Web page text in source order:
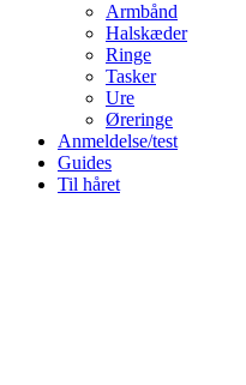
Armbånd
Halskæder
Ringe
Tasker
Ure
Øreringe
Anmeldelse/test
Guides
Til håret